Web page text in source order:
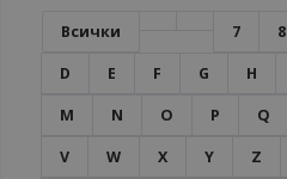
Всички 7 8
D E F G H
M N O P Q
V W X Y Z